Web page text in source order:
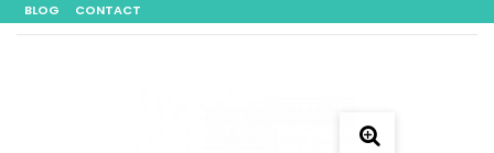
BLOG
CONTACT